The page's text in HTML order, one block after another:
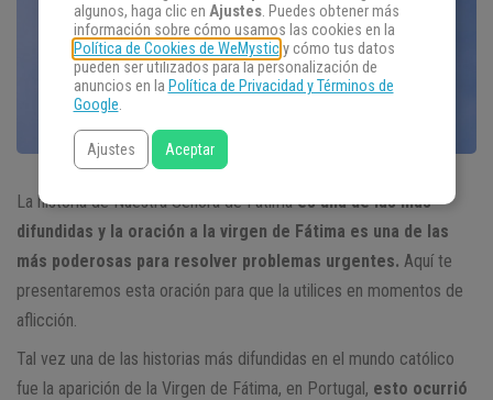
La historia de Nuestra Señora de Fátimaes una de las más
difundidas y la oración a la virgen de Fátima es una de las
más poderosas para resolver problemas urgentes. Aquí te
presentaremos esta oración para que la utilices en momentos de
aflicción.
Tal vez una de las historias más difundidas en el mundo católico
fue la aparición de la Virgen de Fátima, en Portugal, esto ocurrió
algunos, haga clic en Ajustes. Puedes obtener más
información sobre cómo usamos las cookies en la
Política de Cookies de WeMysticy cómo tus datos
pueden ser utilizados para la personalización de
anuncios en la Política de Privacidad y Términos de
Google.
Ajustes Aceptar